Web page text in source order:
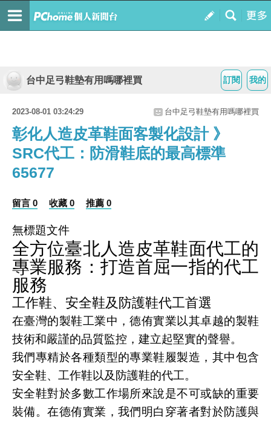
我的
訂閱
台中足弓鞋墊有用嗎哪裡買
2023-08-01 03:24:29 台中足弓鞋墊有用嗎哪裡買
彰化人造皮革鞋面客製化設計 》
SRC代工：防滑鞋底的最高標準
65677
留言 0 收藏 0 推薦 0
無標題文件
全方位臺北人造皮革鞋面代工的
專業服務：打造首屈一指的代工
服務
工作鞋、安全鞋及防護鞋代工首選
在臺灣的製鞋工業中，德侑實業以其卓越的製鞋
技術和嚴謹的品質監控，建立起堅實的聲譽。
我們專精於各種類型的專業鞋履製造，其中包含
安全鞋、工作鞋以及防護鞋的代工。
安全鞋對於多數工作場所來說是不可或缺的重要
裝備。在德侑實業，我們明白穿著者對於防護與